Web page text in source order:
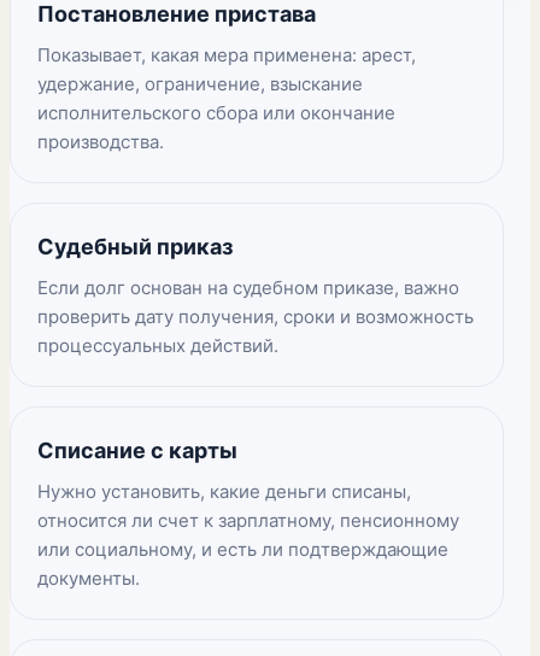
Постановление пристава
Показывает, какая мера применена: арест,
удержание, ограничение, взыскание
исполнительского сбора или окончание
производства.
Судебный приказ
Если долг основан на судебном приказе, важно
проверить дату получения, сроки и возможность
процессуальных действий.
Списание с карты
Нужно установить, какие деньги списаны,
относится ли счет к зарплатному, пенсионному
или социальному, и есть ли подтверждающие
документы.